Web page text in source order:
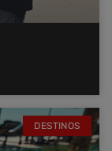
DESTINOS